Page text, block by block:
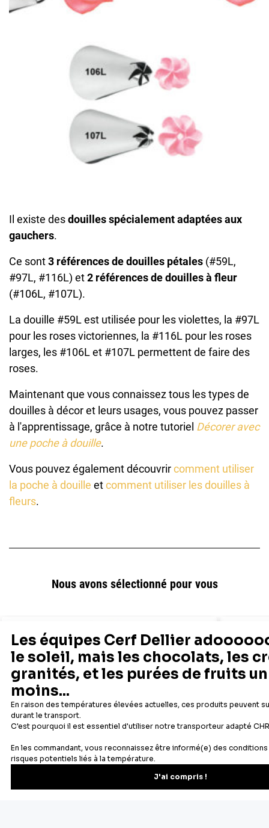
Il existe desdouilles spécialement adaptées aux
gauchers.
Ce sont3 références de douilles pétales (#59L,
#97L, #116L) et2 références de douilles à fleur
(#106L, #107L).
La douille #59L est utilisée pour les violettes, la #97L
pour les roses victoriennes, la #116L pour les roses
larges, les #106L et #107L permettent de faire des
roses.
Maintenant que vous connaissez tous les types de
douilles à décor et leurs usages, vous pouvez passer
à l'apprentissage, grâce à notre tutoriel Décorer avec
une poche à douille.
Vous pouvez également découvrircomment utiliser
la poche à douille etcomment utiliser les douilles à
fleurs.
Nous avons sélectionné pour vous